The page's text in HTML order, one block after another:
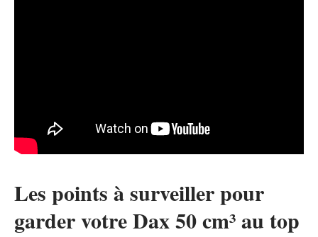
Les points à surveiller pour
garder votre Dax 50 cm³ au top